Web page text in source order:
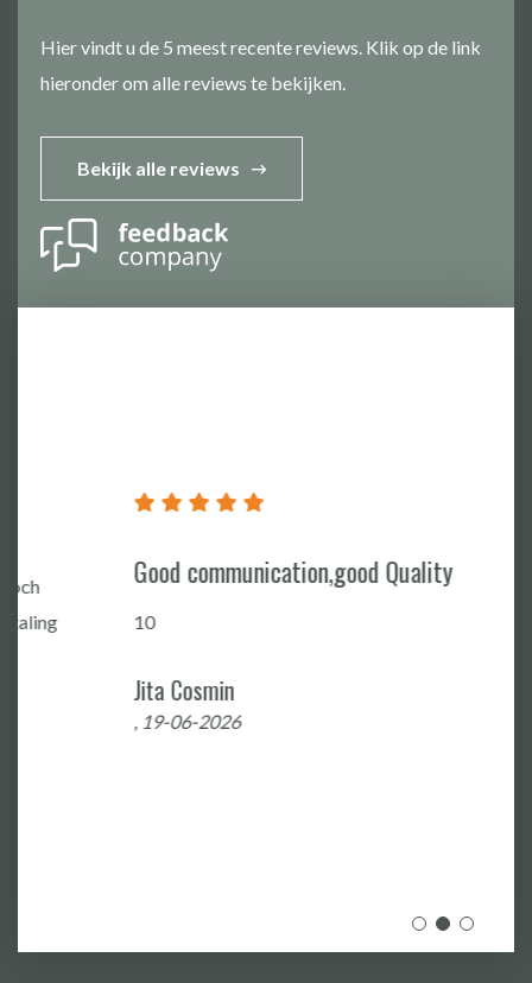
Hier vindt u de 5 meest recente reviews. Klik op de link
hieronder om alle reviews te bekijken.
Bekijk alle reviews
Good communication,good Quality
10
Jita Cosmin
, 19-06-2026